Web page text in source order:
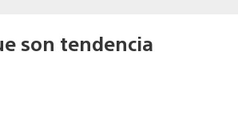
son tendencia